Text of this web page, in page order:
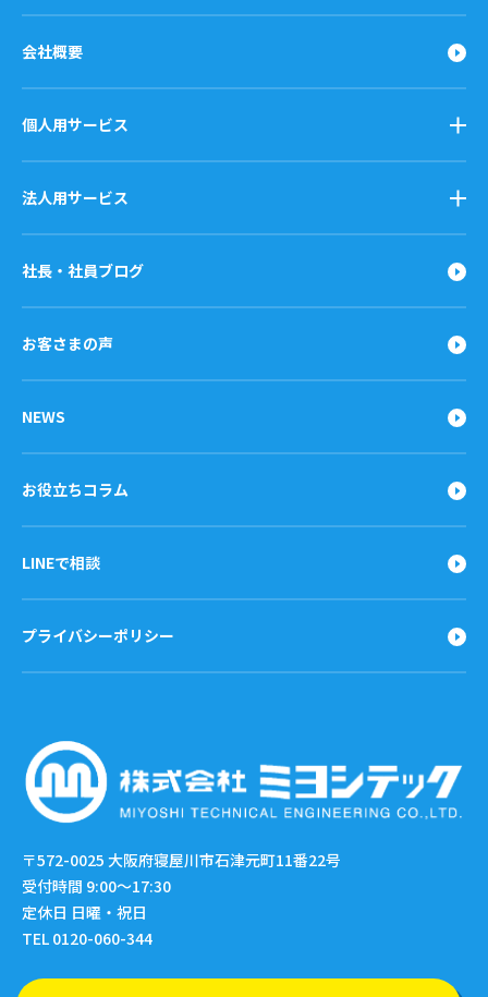
会社概要
個人用サービス
法人用サービス
社長・社員ブログ
お客さまの声
NEWS
お役立ちコラム
LINEで相談
プライバシーポリシー
〒572-0025 大阪府寝屋川市石津元町11番22号
受付時間 9:00〜17:30
定休日 日曜・祝日
TEL 0120-060-344